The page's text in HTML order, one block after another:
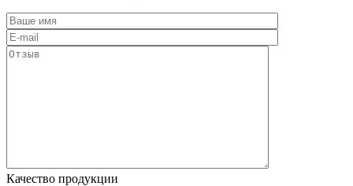
Качество продукции